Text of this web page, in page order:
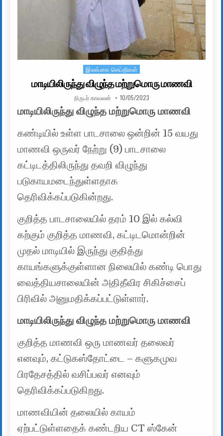
Posted in
இலங்கை செய்திகள்
மாடியிலிருந்து விழுந்த மற்றுமொரு மாணவி
AUTHOR:
நிருபர் காவலன் PUBLISHED DATE:
10/05/2023
மாடியிலிருந்து விழுந்த மற்றுமொரு மாணவி
கண்டியில் உள்ள பாடசாலை ஒன்றின் 15 வயது
மாணவி ஒருவர் நேற்று (9) பாடசாலை
கட்டிடத்திலிருந்து தவறி விழுந்து
படுகாயமடைந்துள்ளதாக
தெரிவிக்கப்படுகின்றது.
குறித்த பாடசாலையில் தரம் 10 இல் கல்வி
கற்கும் குறித்த மாணவி, கட்டிடமொன்றின்
முதல் மாடியில் இருந்து குதித்து
காயங்களுக்குள்ளான நிலையில் கண்டி பொது
வைத்தியசாலையின் அதிதீவிர சிகிச்சைப்
பிரிவில் அனுமதிக்கப்பட்டுள்ளார்.
மாடியிலிருந்து விழுந்த மற்றுமொரு மாணவி
குறித்த மாணவி ஒரு மாணவர் தலைவர்
எனவும், கட்டுகஸ்தோட்டை – களுகமுவ
பிரதேசத்தில் வசிப்பவர் எனவும்
தெரிவிக்கப்படுகிறது.
மாணவியின் தலையில் காயம்
ஏற்பட்டுள்ளதைக் கண்டறிய CT ஸ்கேன்